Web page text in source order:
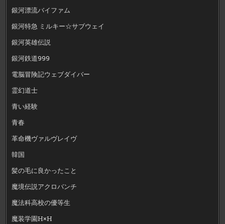
銀河漂流バイファム
銀河特急 ミルキー☆サブウェイ
銀河英雄伝説
銀河鉄道999
電脳冒険記ウェブダイバー
霊幻道士
青い経験
青春
革命機ヴァルヴレイヴ
韓国
髪の毛に良かったこと
魔境伝説アクロバンチ
魔法科高校の優等生
魔装学園H×H